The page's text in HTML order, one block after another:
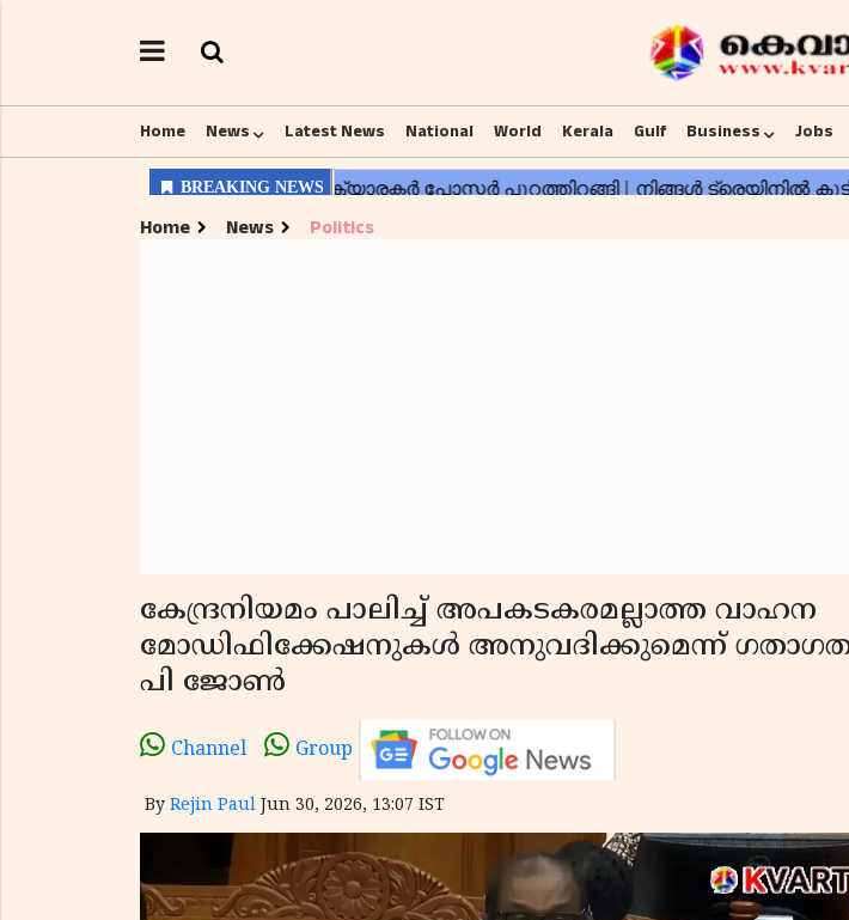
Home News Latest News National World Kerala Gulf Business Jobs
Home News Politics
കേന്ദ്രനിയമം പാലിച്ച് അപകടകരമല്ലാത്ത വാഹന
മോഡിഫിക്കേഷനുകൾ അനുവദിക്കുമെന്ന് ഗതാഗത
പി ജോൺ
Channel Group
By Rejin Paul Jun 30, 2026, 13:07 IST